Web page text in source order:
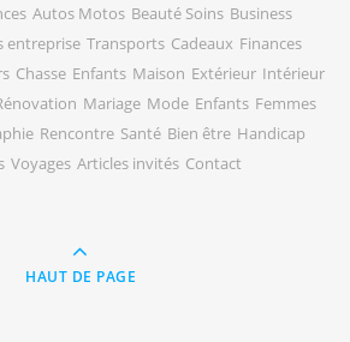
Autos Motos Beauté Soins Business
entreprise Transports Cadeaux Finances
Chasse Enfants Maison Extérieur Intérieur
Mariage Mode Enfants Femmes
Rencontre Santé Bien être Handicap
Voyages Articles invités Contact
HAUT DE PAGE